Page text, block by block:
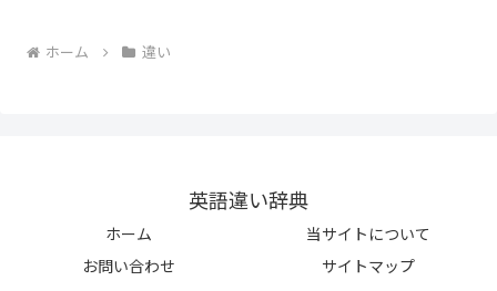
ホーム 違い
英語違い辞典
ホーム
当サイトについて
お問い合わせ
サイトマップ